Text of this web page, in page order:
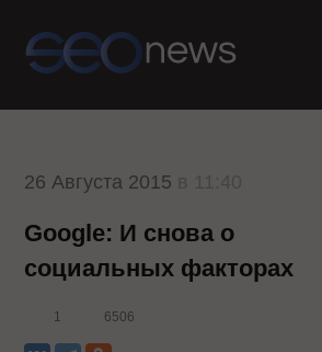
26 Августа 2015
Google: И снова о
социальных факторах
1 6506